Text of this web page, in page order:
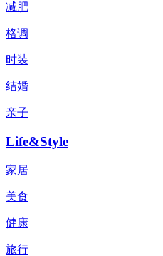
减肥
格调
时装
结婚
亲子
Life&Style
家居
美食
健康
旅行